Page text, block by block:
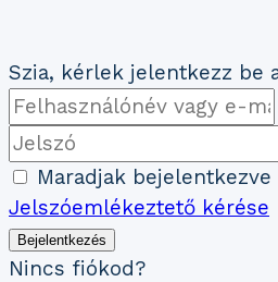
Szia, kérlek jelentkezz be
Maradjak bejelentkezve
Jelszóemlékeztető kérése
Bejelentkezés
Nincs fiókod?